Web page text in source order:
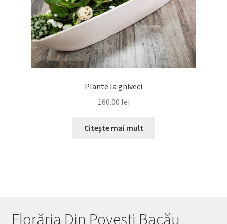
Plante la ghiveci
160.00 lei
Citește mai mult
Florăria Din Povești Bacău